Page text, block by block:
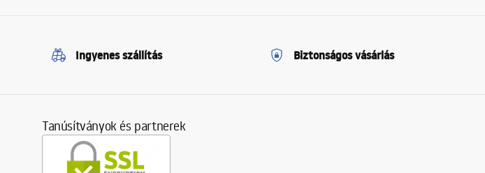
Ingyenes szállítás Biztonságos vásárlás
Tanúsítványok és partnerek